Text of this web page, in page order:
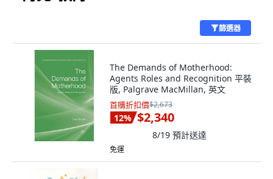
篩選器
The Demands of Motherhood:
Agents Roles and Recognition 平裝
版, Palgrave MacMillan, 英文
首購折扣價$2,673
12% $2,340
8/19 預計送達
免運